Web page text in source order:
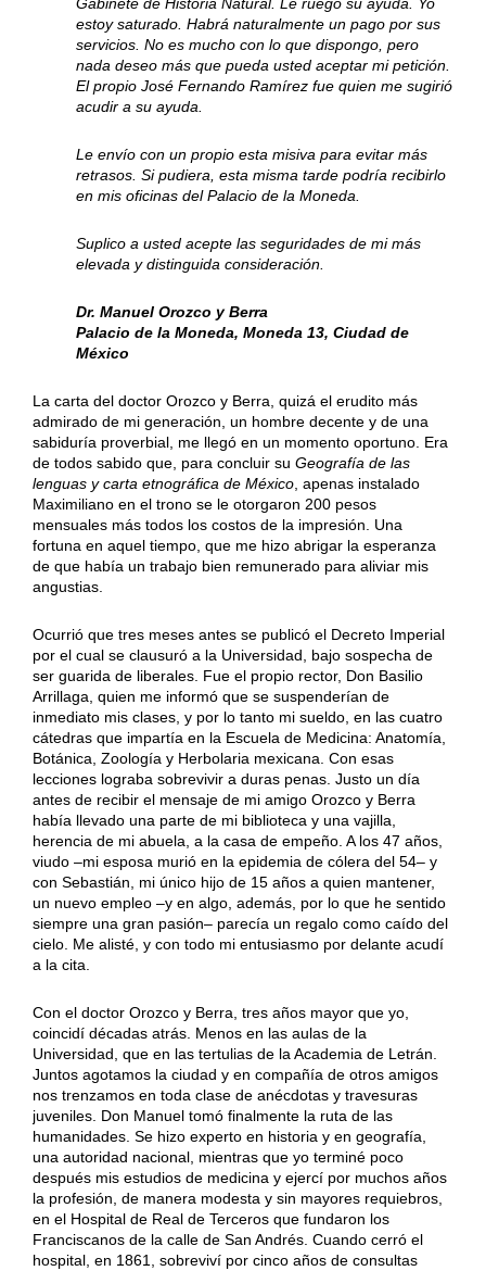
estoy saturado. Habrá naturalmente un pago por sus
servicios. No es mucho con lo que dispongo, pero
nada deseo más que pueda usted aceptar mi petición.
El propio José Fernando Ramírez fue quien me sugirió
acudir a su ayuda.
Le envío con un propio esta misiva para evitar más
retrasos. Si pudiera, esta misma tarde podría recibirlo
en mis oficinas del Palacio de la Moneda.
Suplico a usted acepte las seguridades de mi más
elevada y distinguida consideración.
Dr. Manuel Orozco y Berra
Palacio de la Moneda, Moneda 13, Ciudad de
México
La carta del doctor Orozco y Berra, quizá el erudito más
admirado de mi generación, un hombre decente y de una
sabiduría proverbial, me llegó en un momento oportuno. Era
de todos sabido que, para concluir su Geografía de las
lenguas y carta etnográfica de México, apenas instalado
Maximiliano en el trono se le otorgaron 200 pesos
mensuales más todos los costos de la impresión. Una
fortuna en aquel tiempo, que me hizo abrigar la esperanza
de que había un trabajo bien remunerado para aliviar mis
angustias.
Ocurrió que tres meses antes se publicó el Decreto Imperial
por el cual se clausuró a la Universidad, bajo sospecha de
ser guarida de liberales. Fue el propio rector, Don Basilio
Arrillaga, quien me informó que se suspenderían de
inmediato mis clases, y por lo tanto mi sueldo, en las cuatro
cátedras que impartía en la Escuela de Medicina: Anatomía,
Botánica, Zoología y Herbolaria mexicana. Con esas
lecciones lograba sobrevivir a duras penas. Justo un día
antes de recibir el mensaje de mi amigo Orozco y Berra
había llevado una parte de mi biblioteca y una vajilla,
herencia de mi abuela, a la casa de empeño. A los 47 años,
viudo –mi esposa murió en la epidemia de cólera del 54– y
con Sebastián, mi único hijo de 15 años a quien mantener,
un nuevo empleo –y en algo, además, por lo que he sentido
siempre una gran pasión– parecía un regalo como caído del
cielo. Me alisté, y con todo mi entusiasmo por delante acudí
a la cita.
Con el doctor Orozco y Berra, tres años mayor que yo,
coincidí décadas atrás. Menos en las aulas de la
Universidad, que en las tertulias de la Academia de Letrán.
Juntos agotamos la ciudad y en compañía de otros amigos
nos trenzamos en toda clase de anécdotas y travesuras
juveniles. Don Manuel tomó finalmente la ruta de las
humanidades. Se hizo experto en historia y en geografía,
una autoridad nacional, mientras que yo terminé poco
después mis estudios de medicina y ejercí por muchos años
la profesión, de manera modesta y sin mayores requiebros,
en el Hospital de Real de Terceros que fundaron los
Franciscanos de la calle de San Andrés. Cuando cerró el
hospital, en 1861, sobreviví por cinco años de consultas